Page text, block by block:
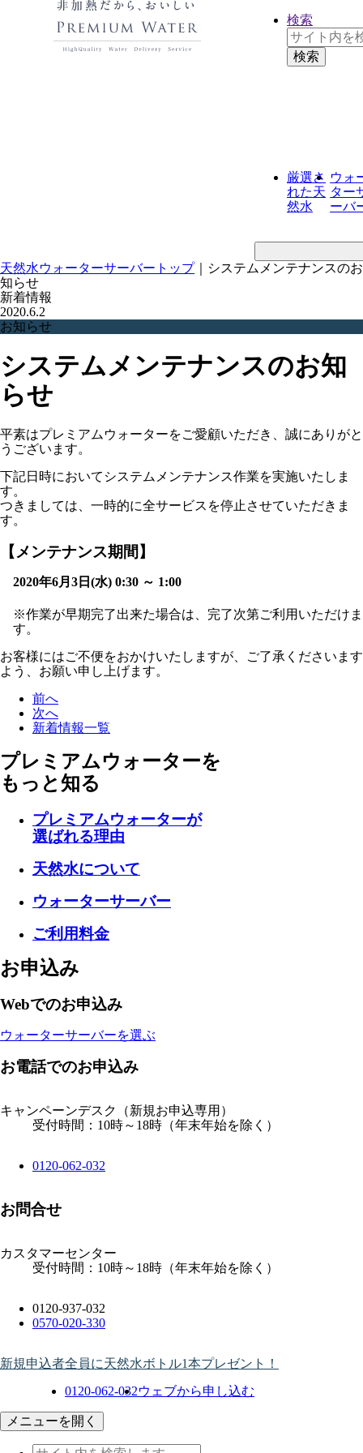
厳選さ
れた天
然水
ウォ
ター
ーバ
検索
天然水ウォーターサーバートップ｜
システムメンテナンスのお
知らせ
新着情報
2020.6.2
お知らせ
システムメンテナンスのお知
らせ
平素はプレミアムウォーターをご愛顧いただき、誠にありがと
うございます。
下記日時においてシステムメンテナンス作業を実施いたしま
す。
つきましては、一時的に全サービスを停止させていただきま
す。
【メンテナンス期間】
2020年6月3日(水) 0:30 ～ 1:00
※作業が早期完了出来た場合は、完了次第ご利用いただけま
す。
お客様にはご不便をおかけいたしますが、ご了承くださいます
よう、お願い申し上げます。
前へ
次へ
新着情報一覧
プレミアムウォーターを
もっと知る
プレミアムウォーターが
選ばれる理由
天然水について
ウォーターサーバー
ご利用料金
お申込み
Webでのお申込み
ウォーターサーバーを選ぶ
お電話でのお申込み
キャンペーンデスク
（新規お申込専用）
受付時間：10時～18時（年末年始を除く）
0120-062-032
お問合せ
カスタマーセンター
受付時間：10時～18時（年末年始を除く）
0120-937-032
0570-020-330
新規申込者全員に天然水ボトル1本プレゼント！
0120-062-032ウェブから申し込む
メニューを開く